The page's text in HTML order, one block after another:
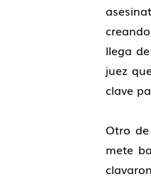
llega
juez
clave
Otro
mete